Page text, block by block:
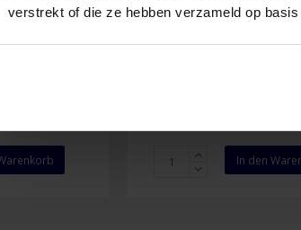
verstrekt of die ze hebben verzameld op
Rettungsleiter
In den